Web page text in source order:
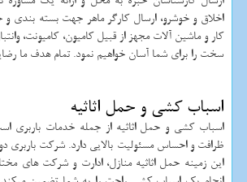
اخلاق و خوشرو، ارسال کارگر ماهر جهت بسته بندی و
کار و ماشین آلات مجهز از قبیل کامیون، کامیونت،
سخت را برای شما آسان خواهیم نمود. تمام هدف ما
اسباب کشی و حمل اثاثیه
اسباب کشی و حمل اثاثیه از جمله خدمات باربری
ظرافت و احساس مسئولیت بالایی دارد. شرکت باربری
این زمینه حمل اثاثیه منازل، ادارت و شرکت های